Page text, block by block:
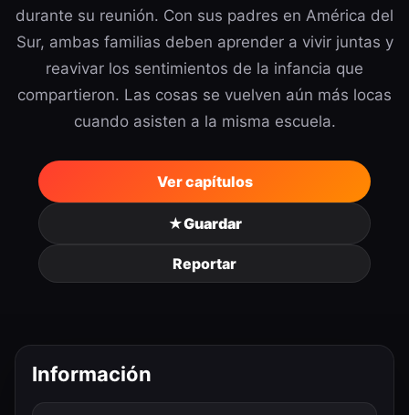
durante su reunión. Con sus padres en América del
Sur, ambas familias deben aprender a vivir juntas y
reavivar los sentimientos de la infancia que
compartieron. Las cosas se vuelven aún más locas
cuando asisten a la misma escuela.
Ver capítulos
★Guardar
Reportar
Información